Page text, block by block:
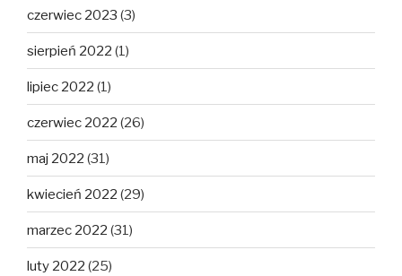
czerwiec 2023 (3)
sierpień 2022 (1)
lipiec 2022 (1)
czerwiec 2022 (26)
maj 2022 (31)
kwiecień 2022 (29)
marzec 2022 (31)
luty 2022 (25)